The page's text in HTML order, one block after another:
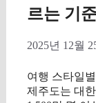
르는 기
2025년 12월
여행 스타일
제주도는 대